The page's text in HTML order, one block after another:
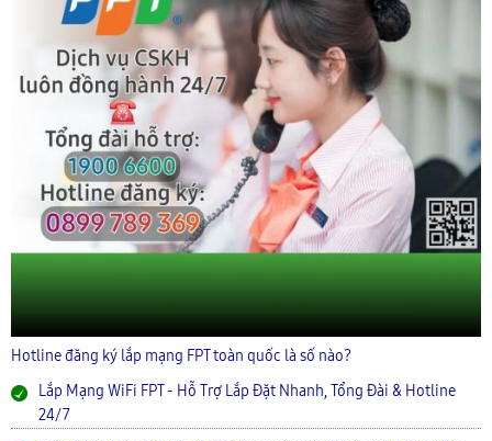
Hotline đăng ký lắp mạng FPT toàn quốc là số nào?
Lắp Mạng WiFi FPT - Hỗ Trợ Lắp Đặt Nhanh, Tổng Đài & Hotline
24/7